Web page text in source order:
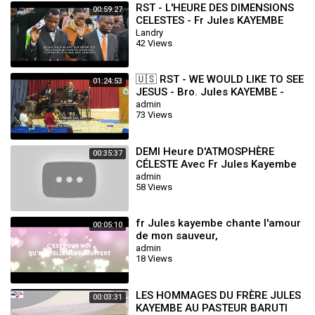
00:59:27
RST - L'HEURE DES DIMENSIONS
CELESTES - Fr Jules KAYEMBE
Landry
42 Views
01:24:53
🇺🇸 RST - WE WOULD LIKE TO SEE
JESUS - Bro. Jules KAYEMBE -
WED.17.07.2024
admin
73 Views
00:35:37
DEMI Heure D'ATMOSPHÈRE
CÉLESTE Avec Fr Jules Kayembe
admin
58 Views
00:05:10
fr Jules kayembe chante l'amour
de mon sauveur,
admin
18 Views
00:03:31
LES HOMMAGES DU FRÈRE JULES
KAYEMBE AU PASTEUR BARUTI